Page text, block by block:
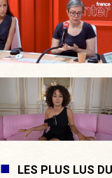
LES PLUS LUS